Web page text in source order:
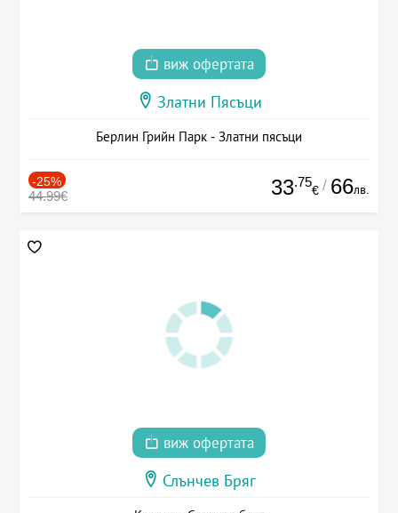
виж офертата
Златни Пясъци
Берлин Грийн Парк - Златни пясъци
-25%
44.99€ 33.75
€ / 66лв.
виж офертата
Слънчев Бряг